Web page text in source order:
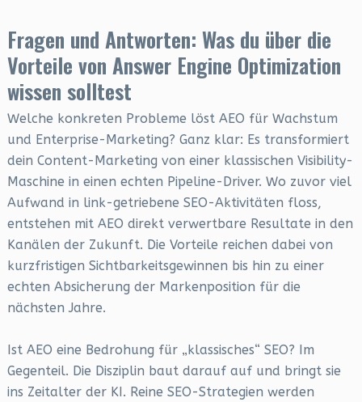
Fragen und Antworten: Was du über die
Vorteile von Answer Engine Optimization
wissen solltest
Welche konkreten Probleme löst AEO für Wachstum
und Enterprise-Marketing? Ganz klar: Es transformiert
dein Content-Marketing von einer klassischen Visibility-
Maschine in einen echten Pipeline-Driver. Wo zuvor viel
Aufwand in link-getriebene SEO-Aktivitäten floss,
entstehen mit AEO direkt verwertbare Resultate in den
Kanälen der Zukunft. Die Vorteile reichen dabei von
kurzfristigen Sichtbarkeitsgewinnen bis hin zu einer
echten Absicherung der Markenposition für die
nächsten Jahre.
Ist AEO eine Bedrohung für „klassisches“ SEO? Im
Gegenteil. Die Disziplin baut darauf auf und bringt sie
ins Zeitalter der KI. Reine SEO-Strategien werden